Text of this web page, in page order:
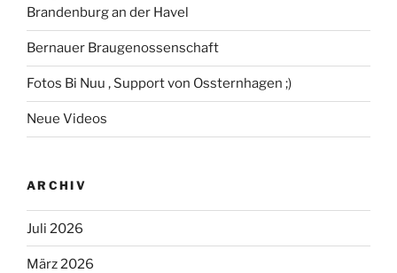
Brandenburg an der Havel
Bernauer Braugenossenschaft
Fotos Bi Nuu , Support von Ossternhagen ;)
Neue Videos
ARCHIV
Juli 2026
März 2026